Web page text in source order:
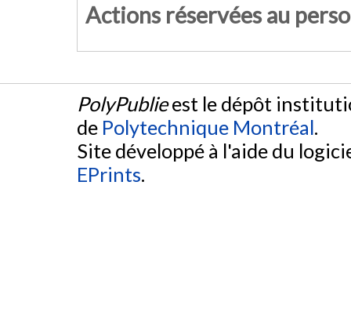
Actions réservées au
PolyPublieest le dépôt
de Polytechnique Montréal.
Site développé à l'aide du
EPrints.